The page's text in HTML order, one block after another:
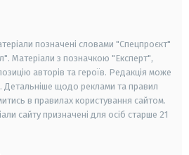
позначені словами "Спецпроєкт"
Матеріали з позначкою "Експерт",
авторів та героїв. Редакція може
Детальніше щодо реклами та правил
в правилах користування сайтом.
сайту призначені для осіб старше 21